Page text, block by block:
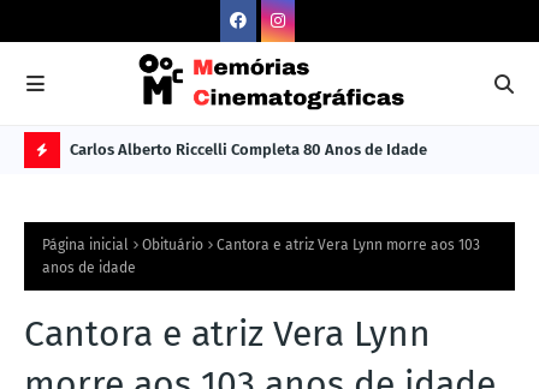
L
M
A
Carlos Alberto Riccelli Completa 80 Anos de Idade
Página inicial Obituário
Cantora e atriz Vera Lynn morre aos 103
anos de idade
Cantora e atriz Vera Lynn